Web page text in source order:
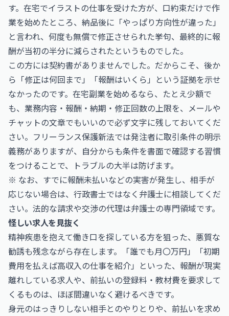
す。在宅でイラストの仕事を受けた方が、口約束だけで作
業を始めたところ、納品後に「やっぱり方向性が違った」
と言われ、何度も無償で修正させられた挙句、最終的に報
酬が当初の半分に減らされたというものでした。
この方には契約書がありませんでした。だからこそ、後か
ら「修正は何回まで」「報酬はいくら」という証拠を示せ
なかったのです。在宅副業を始めるなら、たとえ少額で
も、業務内容・報酬・納期・修正回数の上限を、メールや
チャットの文章でもいいので必ず文字に残しておいてくだ
さい。フリーランス保護新法では発注者に取引条件の明示
義務がありますが、自分からも条件を書面で確認する習慣
をつけることで、トラブルの大半は防げます。
※ なお、すでに報酬未払いなどの実害が発生し、相手が
応じない場合は、行政書士ではなく弁護士に相談してくだ
さい。法的な請求や交渉の代理は弁護士の専門領域です。
怪しい求人を見抜く
精神疾患を抱えて働き口を探している方を狙った、悪質な
勧誘も残念ながら存在します。「誰でも月〇万円」「初期
費用を払えば高収入の仕事を紹介」といった、報酬が現実
離れしている求人や、前払いの登録料・教材費を要求して
くるものは、ほぼ間違いなく避けるべきです。
身元のはっきりしない相手とのやりとりや、前払いを求め